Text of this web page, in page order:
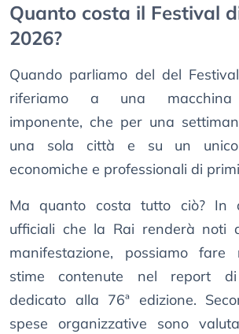
Quanto costa il Festival
2026?
Quando parliamo del del
riferiamo a una macchina
imponente, che per una
una sola città e su un unico
economiche e professionali di
Ma quanto costa tutto ciò? In
ufficiali che la Rai renderà noti
manifestazione, possiamo fare
stime contenute nel report di
dedicato alla 76ª edizione.
spese organizzative sono